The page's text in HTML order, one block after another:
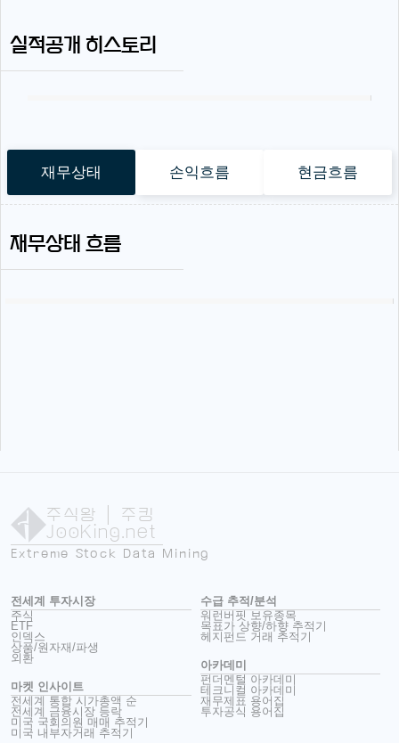
실적공개 히스토리
재무상태 손익흐름 현금흐름
재무상태 흐름
주식왕 | 주킹
JooKing.net
Extreme Stock Data Mining
전세계 투자시장
주식
ETF
인덱스
상품/원자재/파생
외환
마켓 인사이트
전세계 통합 시가총액 순
전세계 금융시장 등락
미국 국회의원 매매 추적기
미국 내부자거래 추적기
수급 추적/분석
워런버핏 보유종목
목표가 상향/하향 추적기
헤지펀드 거래 추적기
아카데미
펀더멘털 아카데미
테크니컬 아카데미
재무제표 용어집
투자공식 용어집